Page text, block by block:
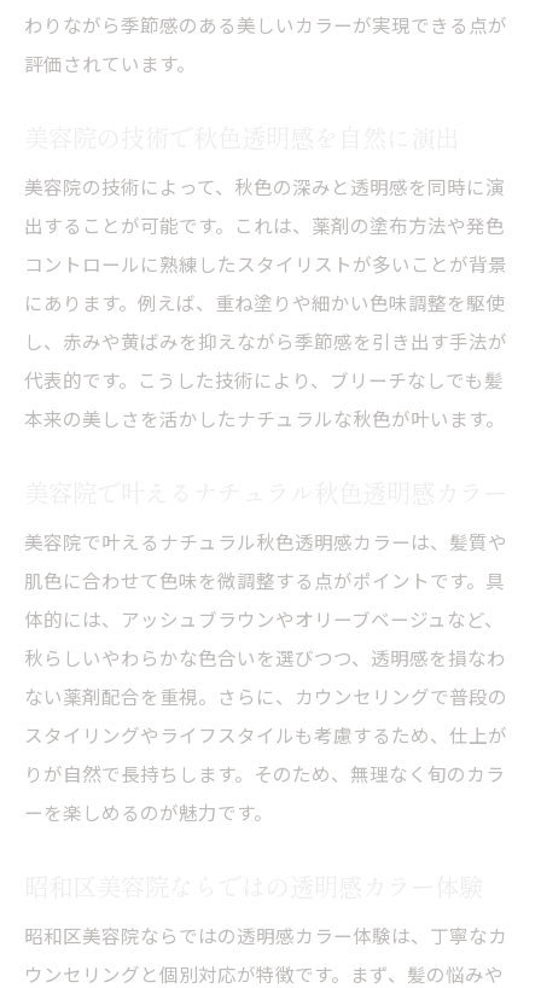
わりながら季節感のある美しいカラーが実現できる点が
評価されています。
美容院の技術によって、秋色の深みと透明感を同時に演
出することが可能です。これは、薬剤の塗布方法や発色
コントロールに熟練したスタイリストが多いことが背景
にあります。例えば、重ね塗りや細かい色味調整を駆使
し、赤みや黄ばみを抑えながら季節感を引き出す手法が
代表的です。こうした技術により、ブリーチなしでも髪
本来の美しさを活かしたナチュラルな秋色が叶います。
美容院で叶えるナチュラル秋色透明感カラーは、髪質や
肌色に合わせて色味を微調整する点がポイントです。具
体的には、アッシュブラウンやオリーブベージュなど、
秋らしいやわらかな色合いを選びつつ、透明感を損なわ
ない薬剤配合を重視。さらに、カウンセリングで普段の
スタイリングやライフスタイルも考慮するため、仕上が
りが自然で長持ちします。そのため、無理なく旬のカラ
ーを楽しめるのが魅力です。
昭和区美容院ならではの透明感カラー体験は、丁寧なカ
ウンセリングと個別対応が特徴です。まず、髪の悩みや